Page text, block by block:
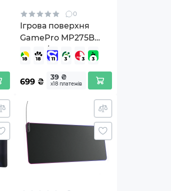
0
Ігрова поверхня
GamePro MP275B
Speed/Control Black
699 ₴ 39 ₴
х18 платежів